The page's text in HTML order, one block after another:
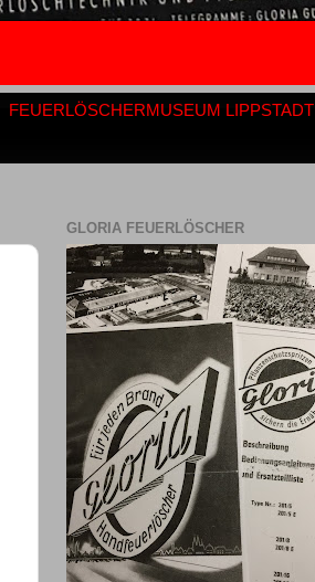
FEUERLÖSCHERMUSEUM LIPPSTADT
GLORIA FEUERLÖSCHER